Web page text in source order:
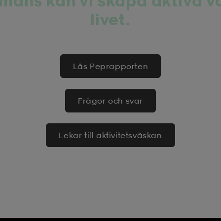
livet.
Läs Peprapporten
Frågor och svar
Lekar till aktivitetsväskan